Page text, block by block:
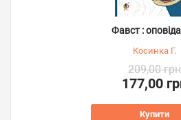
Фавст :
Косинка Г.
209,00 грн
177,00
Купити